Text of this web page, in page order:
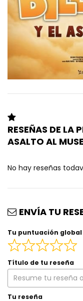
RESEÑAS DE LA
ASALTO AL
No hay reseñas
ENVÍA TU
Tu puntuación global
Título de tu reseña
Tu reseña